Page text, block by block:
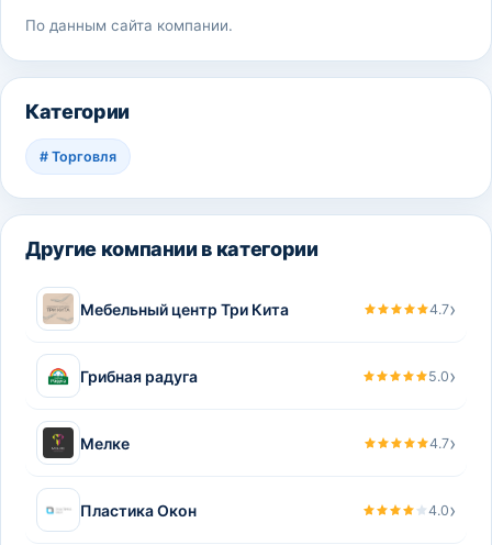
По данным сайта компании.
Категории
# Торговля
Другие компании в категории
Мебельный центр Три Кита 4.7›
Грибная радуга 5.0›
Мелке 4.7›
Пластика Окон 4.0›